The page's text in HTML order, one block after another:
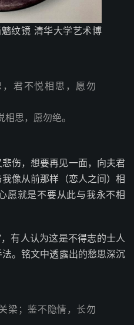
纹镜 清华大学艺术博
君不悦相思，愿勿
思，愿勿绝。
悲伤，想要再见一面，向夫君
像从前那样（恋人之间）相
愿就是不要从此与我永不相
有人认为这是不得志的士人
。铭文中透露出的愁思深沉
梁；鉴不隐情，长勿